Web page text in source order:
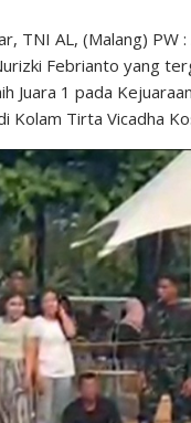
TNI AL, (Malang)
Febrianto yang
Juara 1 pada
Kolam Tirta Vicadha